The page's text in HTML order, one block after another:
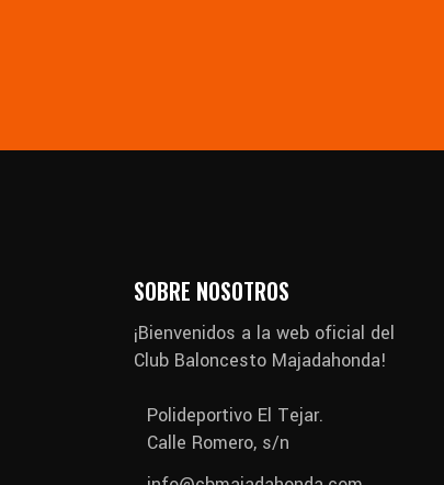
SOBRE NOSOTROS
¡Bienvenidos a la web oficial del
Club Baloncesto Majadahonda!
Polideportivo El Tejar.
Calle Romero, s/n